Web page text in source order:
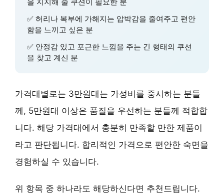
✅ 허리나 복부에 가해지는 압박감을 줄여주고 편안
함을 느끼고 싶은 분
✅ 안정감 있고 포근한 느낌을 주는 긴 형태의 쿠션
을 찾고 계신 분
가격대별로는 3만원대는 가성비를 중시하는 분들
께, 5만원대 이상은 품질을 우선하는 분들께 적합합
니다. 해당 가격대에서 충분히 만족할 만한 제품이
라고 판단됩니다. 합리적인 가격으로 편안한 숙면을
경험하실 수 있습니다.
위 항목 중 하나라도 해당하신다면 추천드립니다.